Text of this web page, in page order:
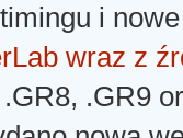
i
wraz z
.GR9